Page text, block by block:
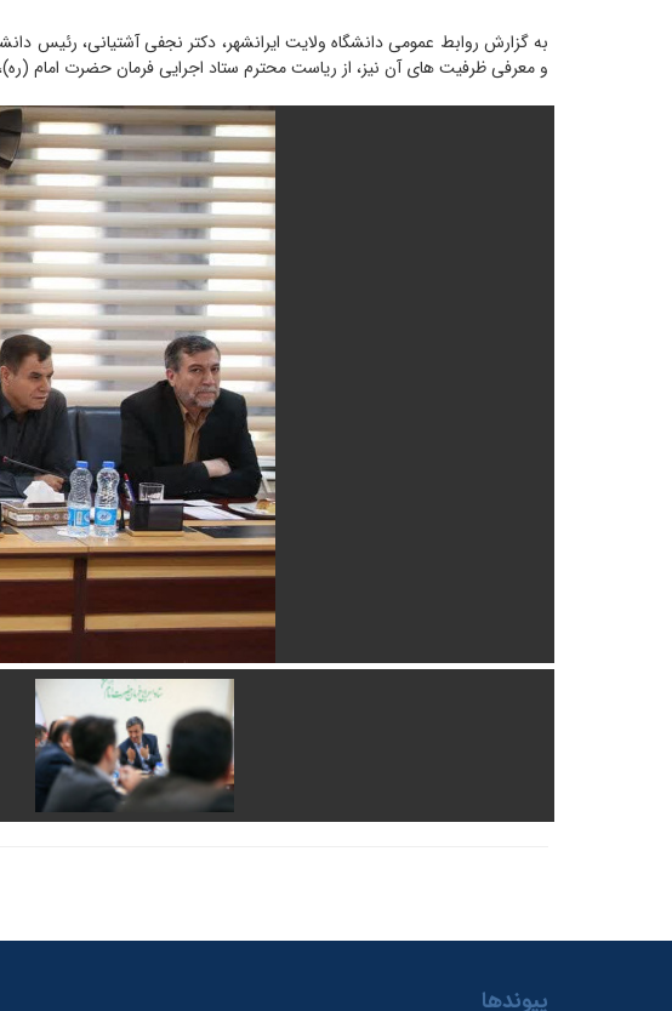
و معرفی ظرفیت های آن نیز، از ریاست محترم ستاد اجرایی فرمان حضرت امام
پیوندها